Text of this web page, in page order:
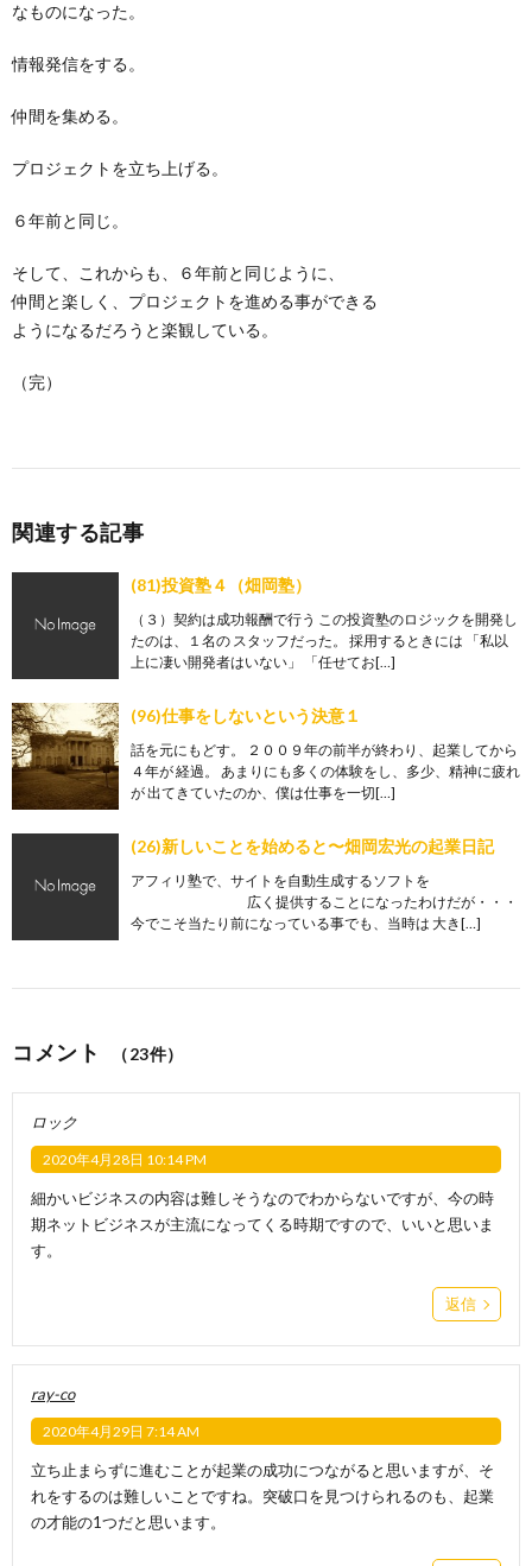
なものになった。
情報発信をする。
仲間を集める。
プロジェクトを立ち上げる。
６年前と同じ。
そして、これからも、６年前と同じように、
仲間と楽しく、プロジェクトを進める事ができる
ようになるだろうと楽観している。
（完）
関連する記事
(81)投資塾４（畑岡塾）
（３）契約は成功報酬で行う この投資塾のロジックを開発し
たのは、１名の スタッフだった。 採用するときには 「私以
上に凄い開発者はいない」 「任せてお[…]
(96)仕事をしないという決意１
話を元にもどす。 ２００９年の前半が終わり、起業してから
４年が 経過。 あまりにも多くの体験をし、多少、精神に疲れ
が 出てきていたのか、僕は仕事を一切[…]
(26)新しいことを始めると〜畑岡宏光の起業日記
アフィリ塾で、サイトを自動生成するソフトを
広く提供することになったわけだが・・・
今でこそ当たり前になっている事でも、当時は 大き[…]
コメント （23件）
ロック
2020年4月28日 10:14 PM
細かいビジネスの内容は難しそうなのでわからないですが、今の時
期ネットビジネスが主流になってくる時期ですので、いいと思いま
す。
返信
ray-co
2020年4月29日 7:14 AM
立ち止まらずに進むことが起業の成功につながると思いますが、そ
れをするのは難しいことですね。突破口を見つけられるのも、起業
の才能の1つだと思います。